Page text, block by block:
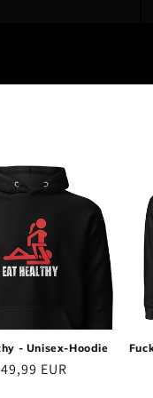
- Unisex-Hoodie
Preis
EUR